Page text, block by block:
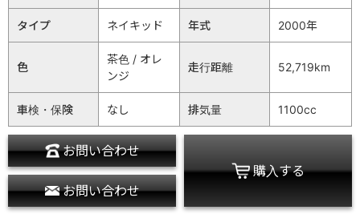
タイプ ネイキッド 年式 2000年
色
茶色 / オレ
ンジ
走行距離 52,719km
車検・保険 なし 排気量 1100cc
お問い合わせ
お問い合わせ
購入する